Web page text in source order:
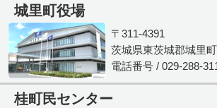
城里町役場
〒311-4391
茨城県東茨城郡城里
電話番号 / 029-288-
桂町民センター